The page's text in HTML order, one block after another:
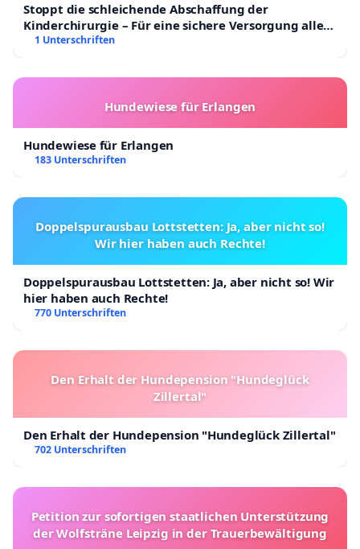
Stoppt die schleichende Abschaffung der
Kinderchirurgie – Für eine sichere Versorgung aller
Kinder in Deutschland
1 Unterschriften
Hundewiese für Erlangen
Hundewiese für Erlangen
183 Unterschriften
Doppelspurausbau Lottstetten: Ja, aber nicht so!
Wir hier haben auch Rechte!
Doppelspurausbau Lottstetten: Ja, aber nicht so! Wir
hier haben auch Rechte!
770 Unterschriften
Den Erhalt der Hundepension "Hundeglück
Zillertal"
Den Erhalt der Hundepension "Hundeglück Zillertal"
702 Unterschriften
Petition zur sofortigen staatlichen Unterstützung
der Wolfsträne Leipzig in der Trauerbewältigung